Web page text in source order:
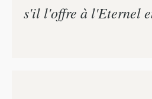
s'il l'offre à l'Eternel